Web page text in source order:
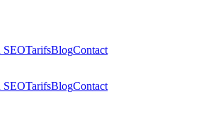
SEOTarifsBlogContact
SEOTarifsBlogContact